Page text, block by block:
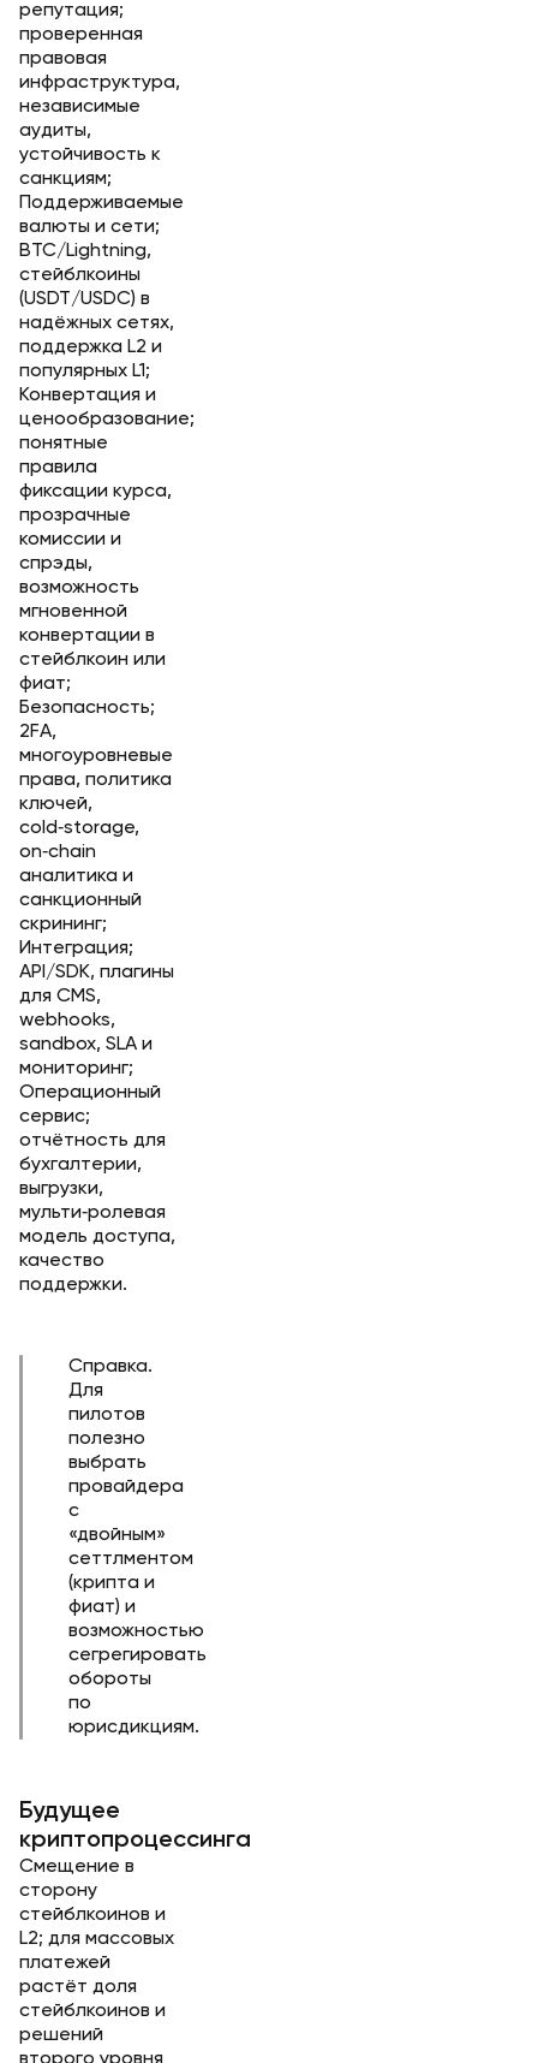
репутация;
проверенная
правовая
инфраструктура,
независимые
аудиты,
устойчивость к
санкциям;
Поддерживаемые
валюты и сети;
BTC/Lightning,
стейблкоины
(USDT/USDC) в
надёжных сетях,
поддержка L2 и
популярных L1;
Конвертация и
ценообразование;
понятные
правила
фиксации курса,
прозрачные
комиссии и
спрэды,
возможность
мгновенной
конвертации в
стейблкоин или
фиат;
Безопасность;
2FA,
многоуровневые
права, политика
ключей,
cold‑storage,
on‑chain
аналитика и
санкционный
скрининг;
Интеграция;
API/SDK, плагины
для CMS,
webhooks,
sandbox, SLA и
мониторинг;
Операционный
сервис;
отчётность для
бухгалтерии,
выгрузки,
мульти‑ролевая
модель доступа,
качество
поддержки.
Справка.
Для
пилотов
полезно
выбрать
провайдера
с
«двойным»
сеттлментом
(крипта и
фиат) и
возможностью
сегрегировать
обороты
по
юрисдикциям.
Будущее
криптопроцессинга
Смещение в
сторону
стейблкоинов и
L2; для массовых
платежей
растёт доля
стейблкоинов и
решений